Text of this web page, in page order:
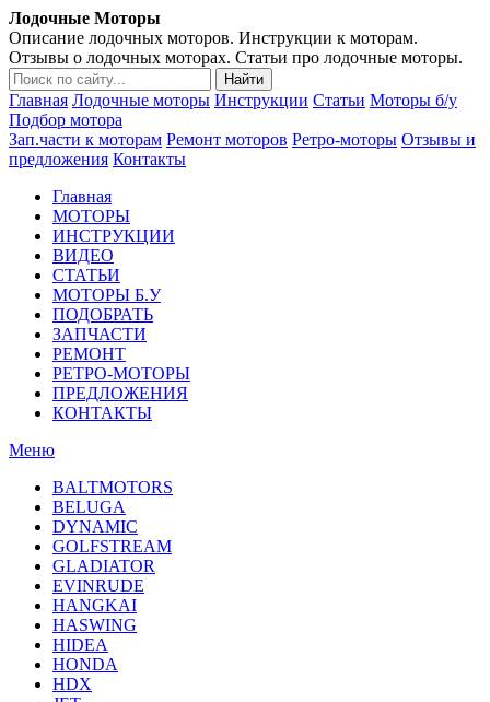
Лодочные Моторы
Описание лодочных моторов. Инструкции к моторам.
Отзывы о лодочных моторах. Статьи про лодочные моторы.
Главная Лодочные моторы Инструкции Статьи Моторы б/у
Подбор мотора
Зап.части к моторам Ремонт моторов Ретро-моторы Отзывы и
предложения Контакты
Главная
МОТОРЫ
ИНСТРУКЦИИ
ВИДЕО
СТАТЬИ
МОТОРЫ Б.У
ПОДОБРАТЬ
ЗАПЧАСТИ
РЕМОНТ
РЕТРО-МОТОРЫ
ПРЕДЛОЖЕНИЯ
КОНТАКТЫ
Меню
BALTMOTORS
BELUGA
DYNAMIC
GOLFSTREAM
GLADIATOR
EVINRUDE
HANGKAI
HASWING
HIDEA
HONDA
HDX